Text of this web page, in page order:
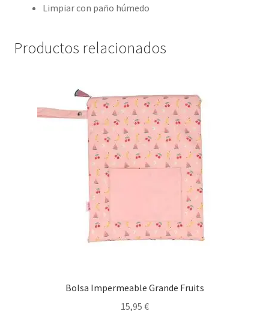
Limpiar con paño húmedo
Productos relacionados
Bolsa Impermeable Grande Fruits
15,95 €